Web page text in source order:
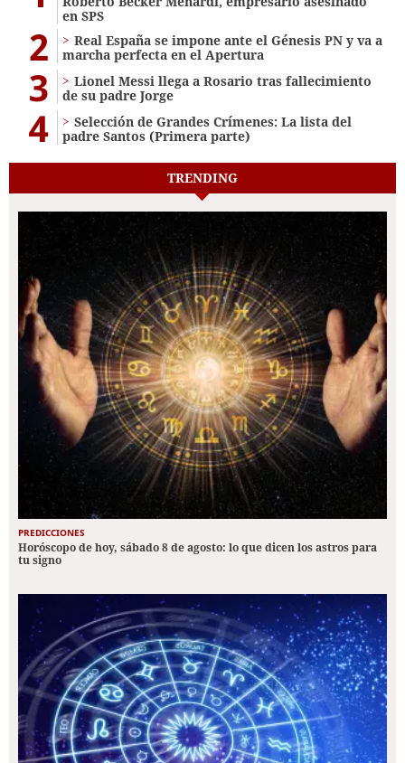
en SPS
2
Real España se impone ante el Génesis PN y va a
marcha perfecta en el Apertura
3
Lionel Messi llega a Rosario tras fallecimiento
de su padre Jorge
4
Selección de Grandes Crímenes: La lista del
padre Santos (Primera parte)
TRENDING
PREDICCIONES
Horóscopo de hoy, sábado 8 de agosto: lo que dicen los astros para
tu signo